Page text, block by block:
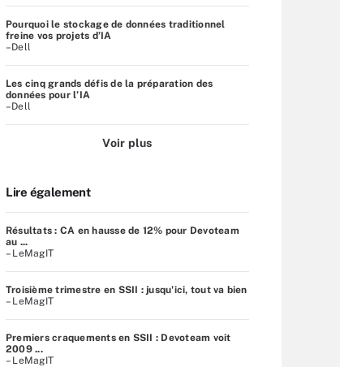
Pourquoi le stockage de données traditionnel
freine vos projets d’IA
–Dell
Les cinq grands défis de la préparation des
données pour l’IA
–Dell
Voir plus
Lire également
Résultats : CA en hausse de 12% pour Devoteam
au ...
– LeMagIT
Troisième trimestre en SSII : jusqu'ici, tout va bien
– LeMagIT
Premiers craquements en SSII : Devoteam voit
2009 ...
– LeMagIT